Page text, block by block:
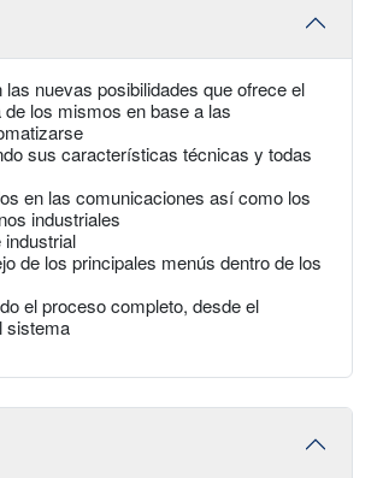
nuevas posibilidades que ofrece el
los mismos en base a las
sus características técnicas y todas
en las comunicaciones así como los
industriales
de los principales menús dentro de los
el proceso completo, desde el
sistema